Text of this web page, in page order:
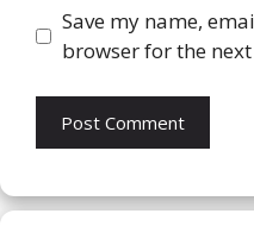
Save my name,
browser for the